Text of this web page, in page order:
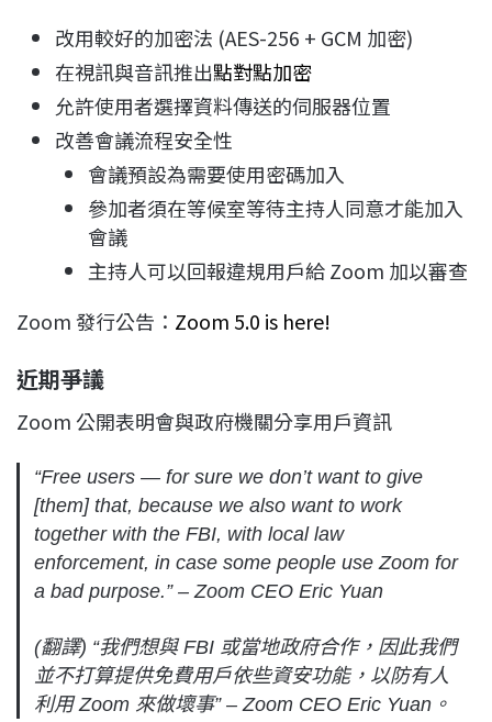
改用較好的加密法 (AES-256 + GCM 加密)
在視訊與音訊推出點對點加密
允許使用者選擇資料傳送的伺服器位置
改善會議流程安全性
會議預設為需要使用密碼加入
參加者須在等候室等待主持人同意才能加入
會議
主持人可以回報違規用戶給 Zoom 加以審查
Zoom 發行公告： Zoom 5.0 is here!
近期爭議
Zoom 公開表明會與政府機關分享用戶資訊
“Free users — for sure we don’t want to give
[them] that, because we also want to work
together with the FBI, with local law
enforcement, in case some people use Zoom for
a bad purpose.” – Zoom CEO Eric Yuan
(翻譯) “我們想與 FBI 或當地政府合作，因此我們
並不打算提供免費用戶依些資安功能，以防有人
利用 Zoom 來做壞事” – Zoom CEO Eric Yuan。